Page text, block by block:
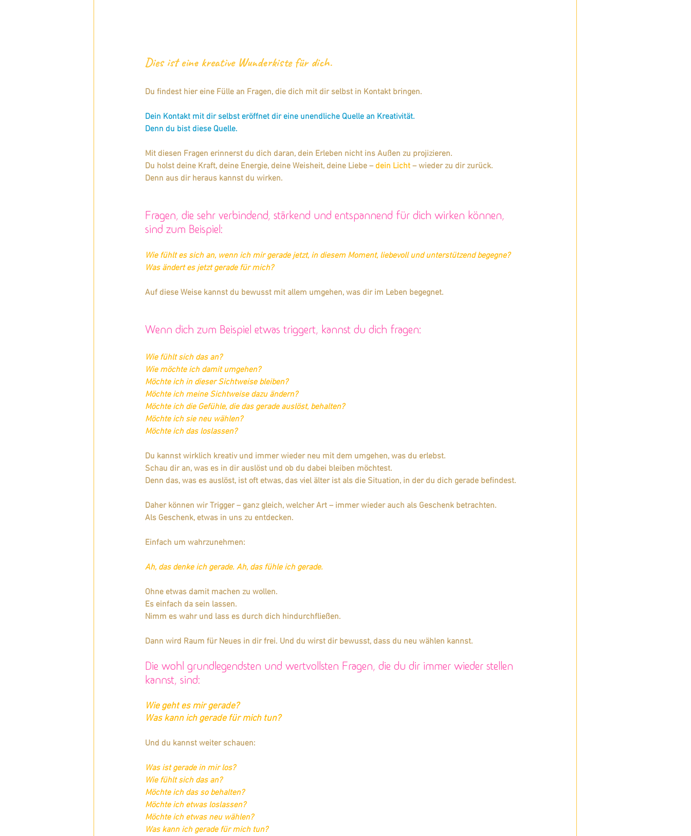
Dies ist eine kreative Wunderkiste für dich.
Du findest hier eine Fülle an Fragen, die dich mit dir selbst in Kontakt bringen.
Dein Kontakt mit dir selbst eröffnet dir eine unendliche Quelle an Kreativität.
Denn du bist diese Quelle.
Mit diesen Fragen erinnerst du dich daran, dein Erleben nicht ins Außen zu projizieren.
Du holst deine Kraft, deine Energie, deine Weisheit, deine Liebe – dein Licht – wieder zu dir zurück.
Denn aus dir heraus kannst du wirken.
Fragen, die sehr verbindend, stärkend und entspannend für dich wirken können,
sind zum Beispiel:
Wie fühlt es sich an, wenn ich mir gerade jetzt, in diesem Moment, liebevoll und unterstützend begegne?
Was ändert es jetzt gerade für mich?
Auf diese Weise kannst du bewusst mit allem umgehen, was dir im Leben begegnet.
Wenn dich zum Beispiel etwas triggert, kannst du dich fragen:
Wie fühlt sich das an?
Wie möchte ich damit umgehen?
Möchte ich in dieser Sichtweise bleiben?
Möchte ich meine Sichtweise dazu ändern?
Möchte ich die Gefühle, die das gerade auslöst, behalten?
Möchte ich sie neu wählen?
Möchte ich das loslassen?
Du kannst wirklich kreativ und immer wieder neu mit dem umgehen, was du erlebst.
Schau dir an, was es in dir auslöst und ob du dabei bleiben möchtest.
Denn das, was es auslöst, ist oft etwas, das viel älter ist als die Situation, in der du dich gerade befindest.
Daher können wir Trigger – ganz gleich, welcher Art – immer wieder auch als Geschenk betrachten.
Als Geschenk, etwas in uns zu entdecken.
Einfach um wahrzunehmen:
Ah, das denke ich gerade. Ah, das fühle ich gerade.
Ohne etwas damit machen zu wollen.
Es einfach da sein lassen.
Nimm es wahr und lass es durch dich hindurchfließen.
Dann wird Raum für Neues in dir frei. Und du wirst dir bewusst, dass du neu wählen kannst.
Die wohl grundlegendsten und wertvollsten Fragen, die du dir immer wieder stellen
kannst, sind:
Wie geht es mir gerade?
Was kann ich gerade für mich tun?
Und du kannst weiter schauen:
Was ist gerade in mir los?
Wie fühlt sich das an?
Möchte ich das so behalten?
Möchte ich etwas loslassen?
Möchte ich etwas neu wählen?
Was kann ich gerade für mich tun?